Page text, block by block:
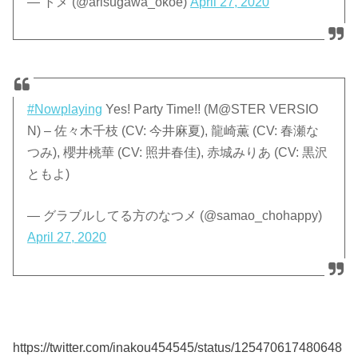
#Nowplaying Yes! Party Time!! (M@STER VERSIO
N) – 佐々木千枝 (CV: 今井麻夏), 龍崎薫 (CV: 春瀬な
つみ), 櫻井桃華 (CV: 照井春佳), 赤城みりあ (CV: 黒沢
ともよ)
— グラブルしてる方のなつメ (@samao_chohappy)
April 27, 2020
https://twitter.com/inakou454545/status/125470617480648